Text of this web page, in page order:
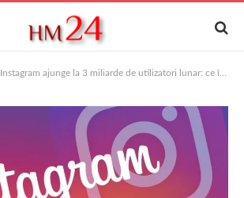
Instagram ajunge la 3 miliarde de utilizatori lunar: ce înseamnă pentru lume, branduri și creatori